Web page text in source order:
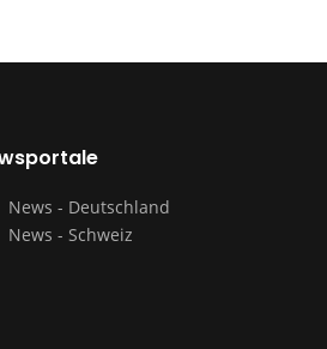
News - Deutschland
News - Schweiz